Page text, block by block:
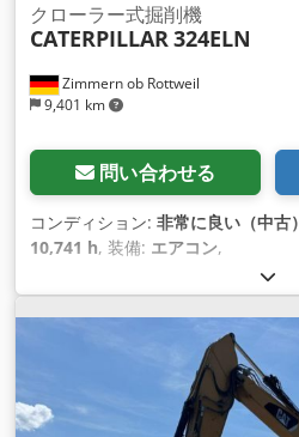
Zimmern ob Rottweil
9,401 km
クローラー式掘削機
CATERPILLAR324ELN
問い合わせる
コンディション: 非常に良い（中古）
10,741 h, 装備: エアコン,